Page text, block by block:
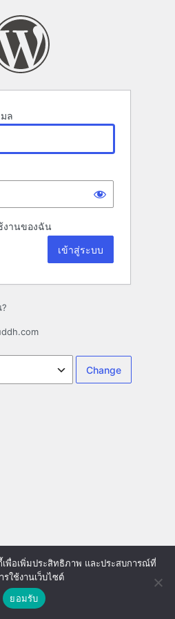
ล
งานของฉัน
เพื่อเพิ่มประสิทธิภาพ และประสบการณ์ที่
รใช้งานเว็บไซต์
ยอมรับ